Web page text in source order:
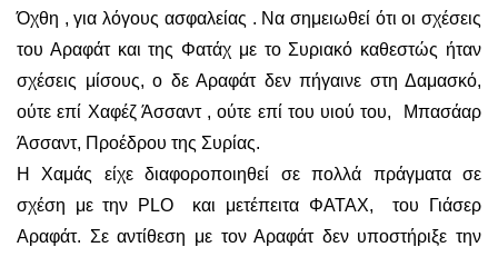
Όχθη , για λόγους ασφαλείας . Να σημειωθεί ότι οι σχέσεις
του Αραφάτ και της Φατάχ με το Συριακό καθεστώς ήταν
σχέσεις μίσους, ο δε Αραφάτ δεν πήγαινε στη Δαμασκό,
ούτε επί Χαφέζ Άσσαντ , ούτε επί του υιού του, Μπασάαρ
Άσσαντ, Προέδρου της Συρίας.
Η Χαμάς είχε διαφοροποιηθεί σε πολλά πράγματα σε
σχέση με την PLO και μετέπειτα ΦΑΤΑΧ, του Γιάσερ
Αραφάτ. Σε αντίθεση με τον Αραφάτ δεν υποστήριξε την